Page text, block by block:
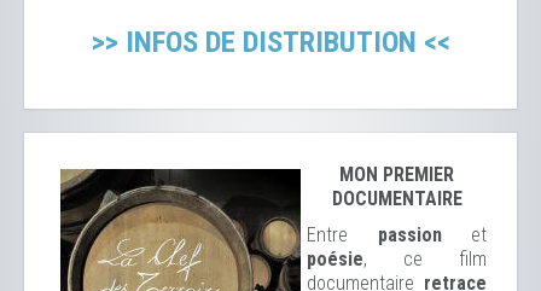
>> INFOS DE DISTRIBUTION <<
MON PREMIER
DOCUMENTAIRE
Entre passionet
poésie, ce film
documentaire retrace